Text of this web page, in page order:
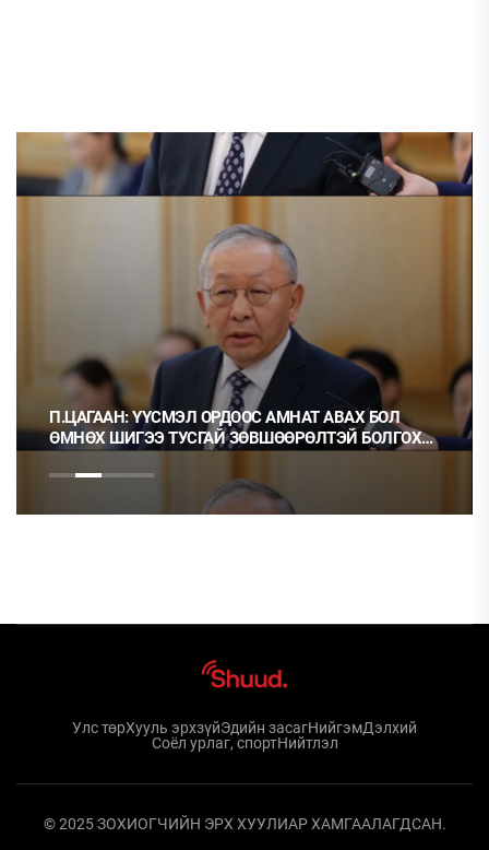
П.ЦАГААН: ҮҮСМЭЛ ОРДООС АМНАТ АВАХ БОЛ
ӨМНӨХ ШИГЭЭ ТУСГАЙ ЗӨВШӨӨРӨЛТЭЙ БОЛГОХ
Улс төрХууль эрхзүйЭдийн засагНийгэмДэлхий
Соёл урлаг, спортНийтлэл
© 2025 ЗОХИОГЧИЙН ЭРХ ХУУЛИАР ХАМГААЛАГДСАН.